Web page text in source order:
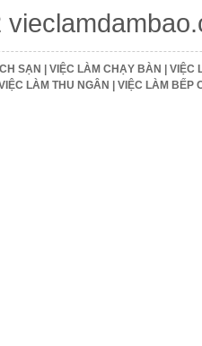
SẠN | VIỆC LÀM CHẠY BÀN | VIỆC
LÀM THU NGÂN | VIỆC LÀM BẾP